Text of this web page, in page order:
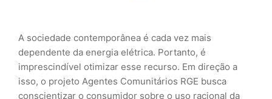
A sociedade contemporânea é cada vez mais
dependente da energia elétrica. Portanto, é
imprescindível otimizar esse recurso. Em direção a
isso, o projeto Agentes Comunitários RGE busca
conscientizar o consumidor sobre o uso racional da